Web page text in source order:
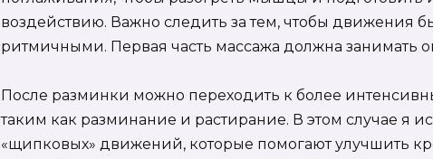
воздействию. Важно следить за тем, чтобы движения
ритмичными. Первая часть массажа должна занимать
После разминки можно переходить к более
таким как разминание и растирание. В этом случае я
«щипковых» движений, которые помогают улучшить